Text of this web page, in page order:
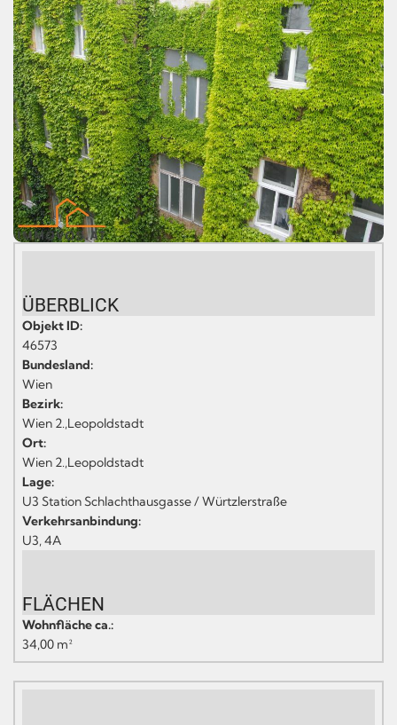
ÜBERBLICK
Objekt ID:
46573
Bundesland:
Wien
Bezirk:
Wien 2.,Leopoldstadt
Ort:
Wien 2.,Leopoldstadt
Lage:
U3 Station Schlachthausgasse / Würtzlerstraße
Verkehrsanbindung:
U3, 4A
FLÄCHEN
Wohnfläche ca.:
34,00 m²